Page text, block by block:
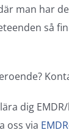
man har
så
dig
oss via